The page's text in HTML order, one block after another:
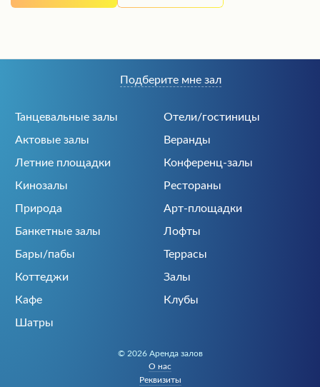
© 2026 Аренда залов
О нас
Реквизиты
Танцевальные залы
Отели/гостиницы
Актовые залы
Веранды
Летние площадки
Конференц-залы
Кинозалы
Рестораны
Природа
Арт-площадки
Банкетные залы
Лофты
Бары/пабы
Террасы
Коттеджи
Залы
Кафе
Клубы
Шатры
Подберите мне зал